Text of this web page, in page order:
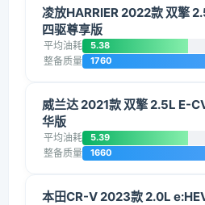
凌放HARRIER 2022款 双擎
四驱尊享版
平均油耗 5.38
整备质量 1760
威兰达 2021款 双擎 2.5L E-
华版
平均油耗 5.39
整备质量 1660
本田CR-V 2023款 2.0L